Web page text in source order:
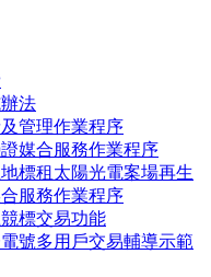
法
管理作業程序
媒合服務作業程序
標租太陽光電案場再生
服務作業程序
標交易功能
號多用戶交易輔導示範